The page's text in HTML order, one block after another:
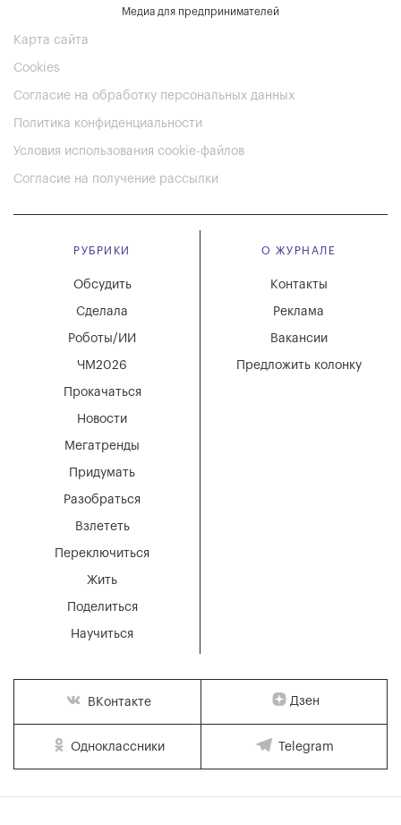
Медиа для предпринимателей
Карта сайта
Cookies
Согласие на обработку персональных данных
Политика конфиденциальности
Условия использования cookie-файлов
Согласие на получение рассылки
РУБРИКИ
Мегатренды
Придумать
Разобраться
Взлететь
Новости
Переключиться
Жить
Поделиться
Научиться
Обсудить
Сделала
Роботы/ИИ
ЧМ2026
Прокачаться
О ЖУРНАЛЕ
Вакансии
Реклама
Контакты
Предложить колонку
ВКонтакте Дзен
Одноклассники Telegram